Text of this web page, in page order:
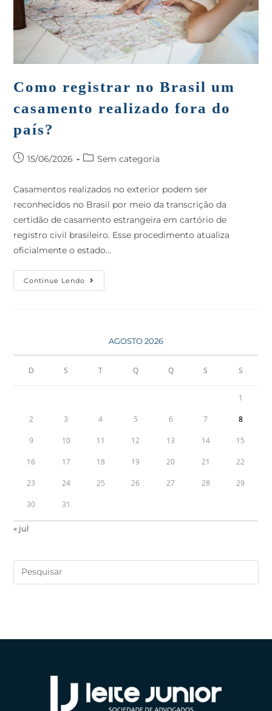
Como registrar no Brasil um
casamento realizado fora do
país?
15/06/2026 Sem categoria
Casamentos realizados no exterior podem ser
reconhecidos no Brasil por meio da transcrição da
certidão de casamento estrangeira em cartório de
registro civil brasileiro. Esse procedimento atualiza
oficialmente o estado…
Continue Lendo
AGOSTO 2026
D S T Q Q S S
1
2 3 4 5 6 7 8
9 10 11 12 13 14 15
16 17 18 19 20 21 22
23 24 25 26 27 28 29
30 31
« jul